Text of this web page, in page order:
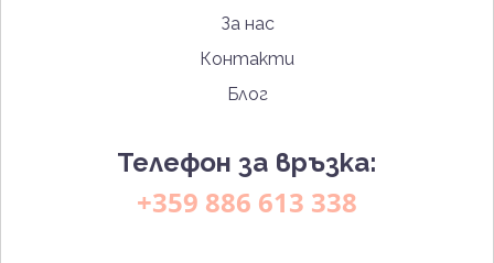
За нас
Контакти
Блог
Телефон за връзка:
+359 886 613 338